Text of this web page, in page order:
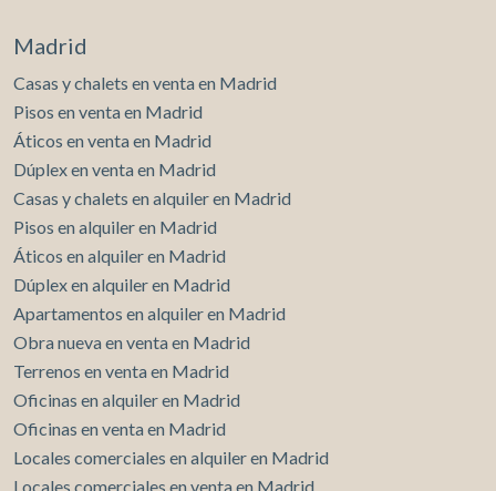
Madrid
Casas y chalets en venta en Madrid
Pisos en venta en Madrid
Áticos en venta en Madrid
Dúplex en venta en Madrid
Casas y chalets en alquiler en Madrid
Pisos en alquiler en Madrid
Áticos en alquiler en Madrid
Dúplex en alquiler en Madrid
Apartamentos en alquiler en Madrid
Obra nueva en venta en Madrid
Terrenos en venta en Madrid
Oficinas en alquiler en Madrid
Oficinas en venta en Madrid
Locales comerciales en alquiler en Madrid
Locales comerciales en venta en Madrid
Si continua navegando, supone la aceptación de la
instalación de las mismas. El usuario tiene la posibilidad
de configurar su navegador pudiendo, si así lo desea,
impedir que sean instaladas en su disco duro, aunque
deberá tener en cuenta que dicha acción podrá ocasionar
Permiten realizar el seguimiento y análisis del
información recogida mediante este tipo de cookies se
utiliza en la medición de la actividad de la web para la
elaboración de perfiles de navegación de los usuarios con
el fin de introducir mejoras en función del análisis de los
guardar la información de preferencia del usuario para
mejorar la calidad de nuestros servicios y para ofrecer una
Marketing y publicidad
Estas cookies son utilizadas para almacenar información